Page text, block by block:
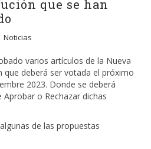
que se han
Noticias
varios artículos de la Nueva
que deberá ser votada el próximo
2023. Donde se deberá
Aprobar o Rechazar dichas
de las propuestas